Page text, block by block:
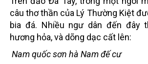
câu thơ thần của Lý Thường Kiệt
bia đá. Nhiều ngư dân đến đây
hương hỏa, và dõng dạc cất lên:
Nam quốc sơn hà Nam đế cư